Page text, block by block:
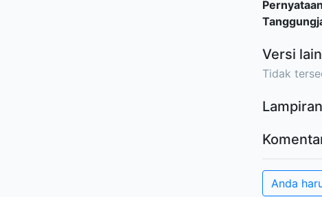
Pernyataan
Versi
Tidak
Anda